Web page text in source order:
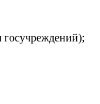
госучреждений);